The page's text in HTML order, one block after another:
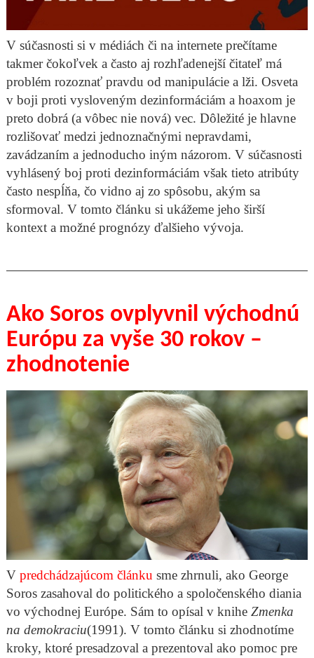
V súčasnosti si v médiách či na internete prečítame
takmer čokoľvek a často aj rozhľadenejší čitateľ má
problém rozoznať pravdu od manipulácie a lži. Osveta
v boji proti vysloveným dezinformáciám a hoaxom je
preto dobrá (a vôbec nie nová) vec. Dôležité je hlavne
rozlišovať medzi jednoznačnými nepravdami,
zavádzaním a jednoducho iným názorom. V súčasnosti
vyhlásený boj proti dezinformáciám však tieto atribúty
často nespĺňa, čo vidno aj zo spôsobu, akým sa
sformoval. V tomto článku si ukážeme jeho širší
kontext a možné prognózy ďalšieho vývoja.
Ako Soros ovplyvnil východnú
Európu za vyše 30 rokov –
zhodnotenie
V predchádzajúcom článku sme zhrnuli, ako George
Soros zasahoval do politického a spoločenského diania
vo východnej Európe. Sám to opísal v knihe Zmenka
na demokraciu(1991). V tomto článku si zhodnotíme
kroky, ktoré presadzoval a prezentoval ako pomoc pre